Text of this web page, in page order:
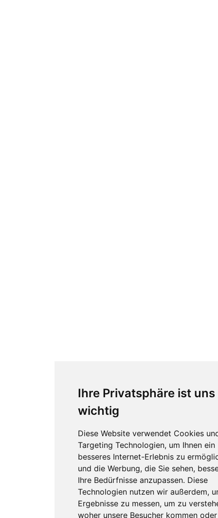
Ihre Privatsphäre ist uns
wichtig
Diese Website verwendet Cookies
Targeting Technologien, um Ihnen ein
besseres Internet-Erlebnis zu
und die Werbung, die Sie sehen,
Ihre Bedürfnisse anzupassen. Diese
Technologien nutzen wir außerdem,
Ergebnisse zu messen, um zu
woher unsere Besucher kommen